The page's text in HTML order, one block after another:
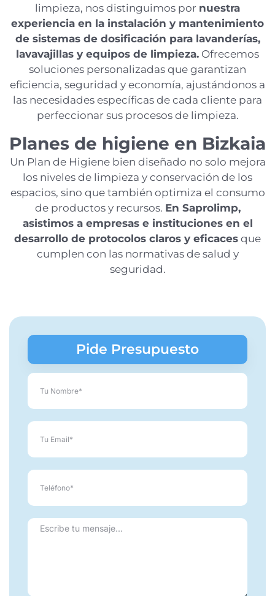
limpieza, nos distinguimos por nuestra
experiencia en la instalación y mantenimiento
de sistemas de dosificación para lavanderías,
lavavajillas y equipos de limpieza. Ofrecemos
soluciones personalizadas que garantizan
eficiencia, seguridad y economía, ajustándonos a
las necesidades específicas de cada cliente para
perfeccionar sus procesos de limpieza.
Planes de higiene en Bizkaia
Un Plan de Higiene bien diseñado no solo mejora
los niveles de limpieza y conservación de los
espacios, sino que también optimiza el consumo
de productos y recursos. En Saprolimp,
asistimos a empresas e instituciones en el
desarrollo de protocolos claros y eficaces que
cumplen con las normativas de salud y
seguridad.
Pide Presupuesto